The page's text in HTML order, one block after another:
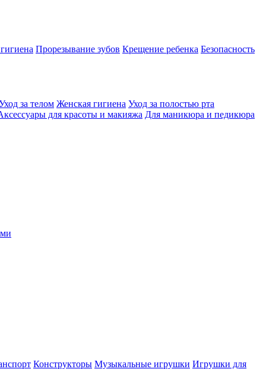
Прорезывание зубов Крещение ребенка Безопасность
за телом Женская гигиена Уход за полостью рта
для красоты и макияжа Для маникюра и педикюра
Конструкторы Музыкальные игрушки Игрушки для